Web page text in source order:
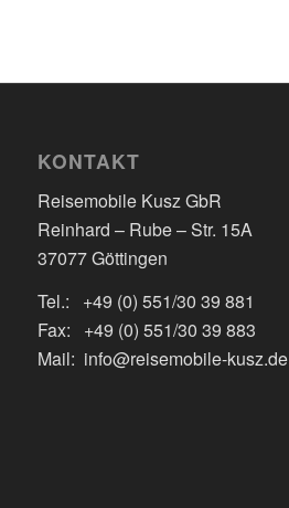
KONTAKT
Reisemobile Kusz GbR
Reinhard – Rube – Str. 15A
37077 Göttingen
Tel.: +49 (0) 551/30 39 881
Fax: +49 (0) 551/30 39 883
Mail: info@reisemobile-kusz.de